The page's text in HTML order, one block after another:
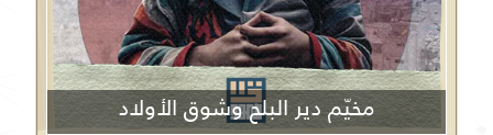
مخيّم دير البلح وشوق الأولاد